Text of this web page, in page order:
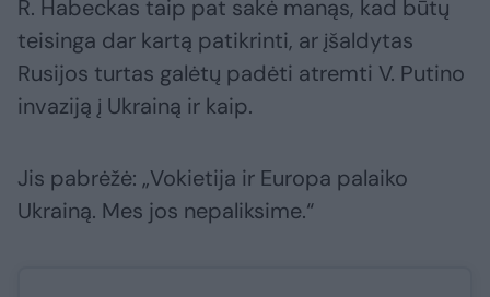
R. Habeckas taip pat sakė manąs, kad būtų
teisinga dar kartą patikrinti, ar įšaldytas
Rusijos turtas galėtų padėti atremti V. Putino
invaziją į Ukrainą ir kaip.
Jis pabrėžė: „Vokietija ir Europa palaiko
Ukrainą. Mes jos nepaliksime.“